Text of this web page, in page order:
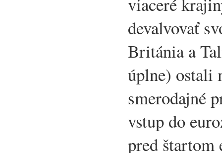
devalvovať
Británia a
úplne) ostali
smerodajné
vstup do
pred štartom